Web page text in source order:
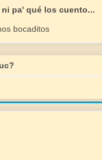
ni pa' qué los cuento...
bocaditos